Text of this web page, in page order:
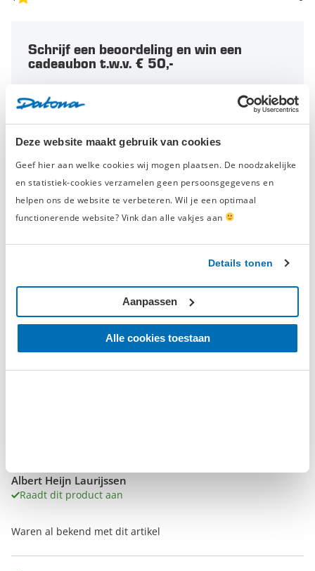
Deze website maakt gebruik van cookies
Geef hier aan welke cookies wij mogen plaatsen. De noodzakelijke
en statistiek-cookies verzamelen geen persoonsgegevens en
helpen ons de website te verbeteren. Wil je een optimaal
functionerende website? Vink dan alle vakjes aan
Details tonen
Alle cookies toestaan
Aanpassen
Schrijf een beoordeling en win een
cadeaubon t.w.v. € 50,-
productbeoordeling met een
gereedschapsbon
Schrijf een beoordeling
Geverifieerde beoordeling
Pierrre
vrijdag 4 september 2020
het product heb ik nog niet gebruikt maar ken het van
Albert Heijn Laurijssen
Raadt dit product aan
Waren al bekend met dit artikel